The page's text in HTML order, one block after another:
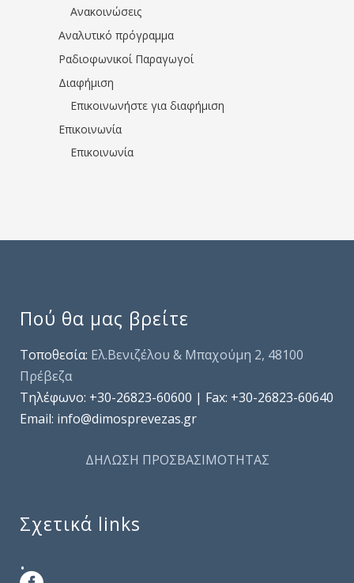
Ανακοινώσεις
Αναλυτικό πρόγραμμα
Ραδιοφωνικοί Παραγωγοί
Διαφήμιση
Επικοινωνήστε για διαφήμιση
Επικοινωνία
Επικοινωνία
Πού θα μας βρείτε
Τοποθεσία: Ελ.Βενιζέλου & Μπαχούμη 2, 48100
Πρέβεζα
Τηλέφωνo: +30-26823-60600 | Fax: +30-26823-60640
Email: info@dimosprevezas.gr
ΔΗΛΩΣΗ ΠΡΟΣΒΑΣΙΜΟΤΗΤΑΣ
Σχετικά links
.